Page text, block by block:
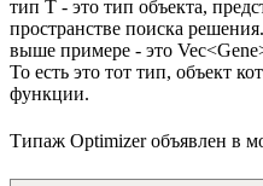
тип T - это тип объекта,
пространстве поиска
выше примере - это
То есть это тот тип, объект
функции.
Типаж Optimizer объявлен в